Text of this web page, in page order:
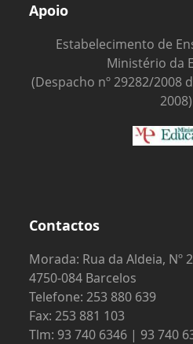
Apoio
Estabelecimento de
Ministério da
(Despacho nº 29282/2008
2008)
Contactos
Morada: Rua da Aldeia, Nº
4750-084 Barcelos
Telefone: 253 880 639
Fax: 253 881 103
Tlm: 93 740 6346 | 93 740